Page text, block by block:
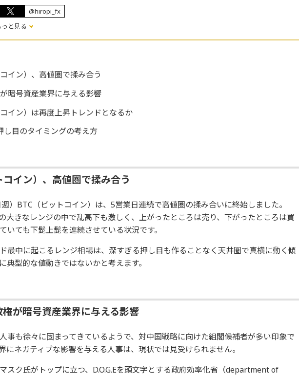
@hiropi_fx
っと見る
イン）、高値圏で揉み合う
暗号資産業界に与える影響
イン）は再度上昇トレンドとなるか
し目のタイミングの考え方
コイン）、高値圏で揉み合う
）BTC（ビットコイン）は、5営業日連続で高値圏の揉み合いに終始しました。
大きなレンジの中で乱高下も激しく、上がったところは売り、下がったところは買
いても下髭上髭を連続させている状況です。
最中に起こるレンジ相場は、深すぎる押し目も作ることなく天井圏で真横に動く傾
典型的な値動きではないかと考えます。
権が暗号資産業界に与える影響
事も徐々に固まってきているようで、対中国戦略に向けた組閣候補者が多い印象で
にネガティブな影響を与える人事は、現状では見受けられません。
スク氏がトップに立つ、D.O.G.Eを頭文字とする政府効率化省（department of